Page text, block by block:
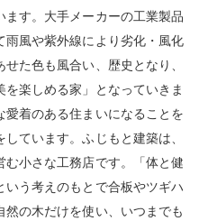
ます。大手メーカーの工業製品
雨風や紫外線により劣化・風化
た色も風合い、歴史となり、
楽しめる家」となっていきま
着のある住まいになることを
ています。ふじもと建築は、
小さな工務店です。「体と健
いう考えのもとで合板やツギハ
の木だけを使い、いつまでも